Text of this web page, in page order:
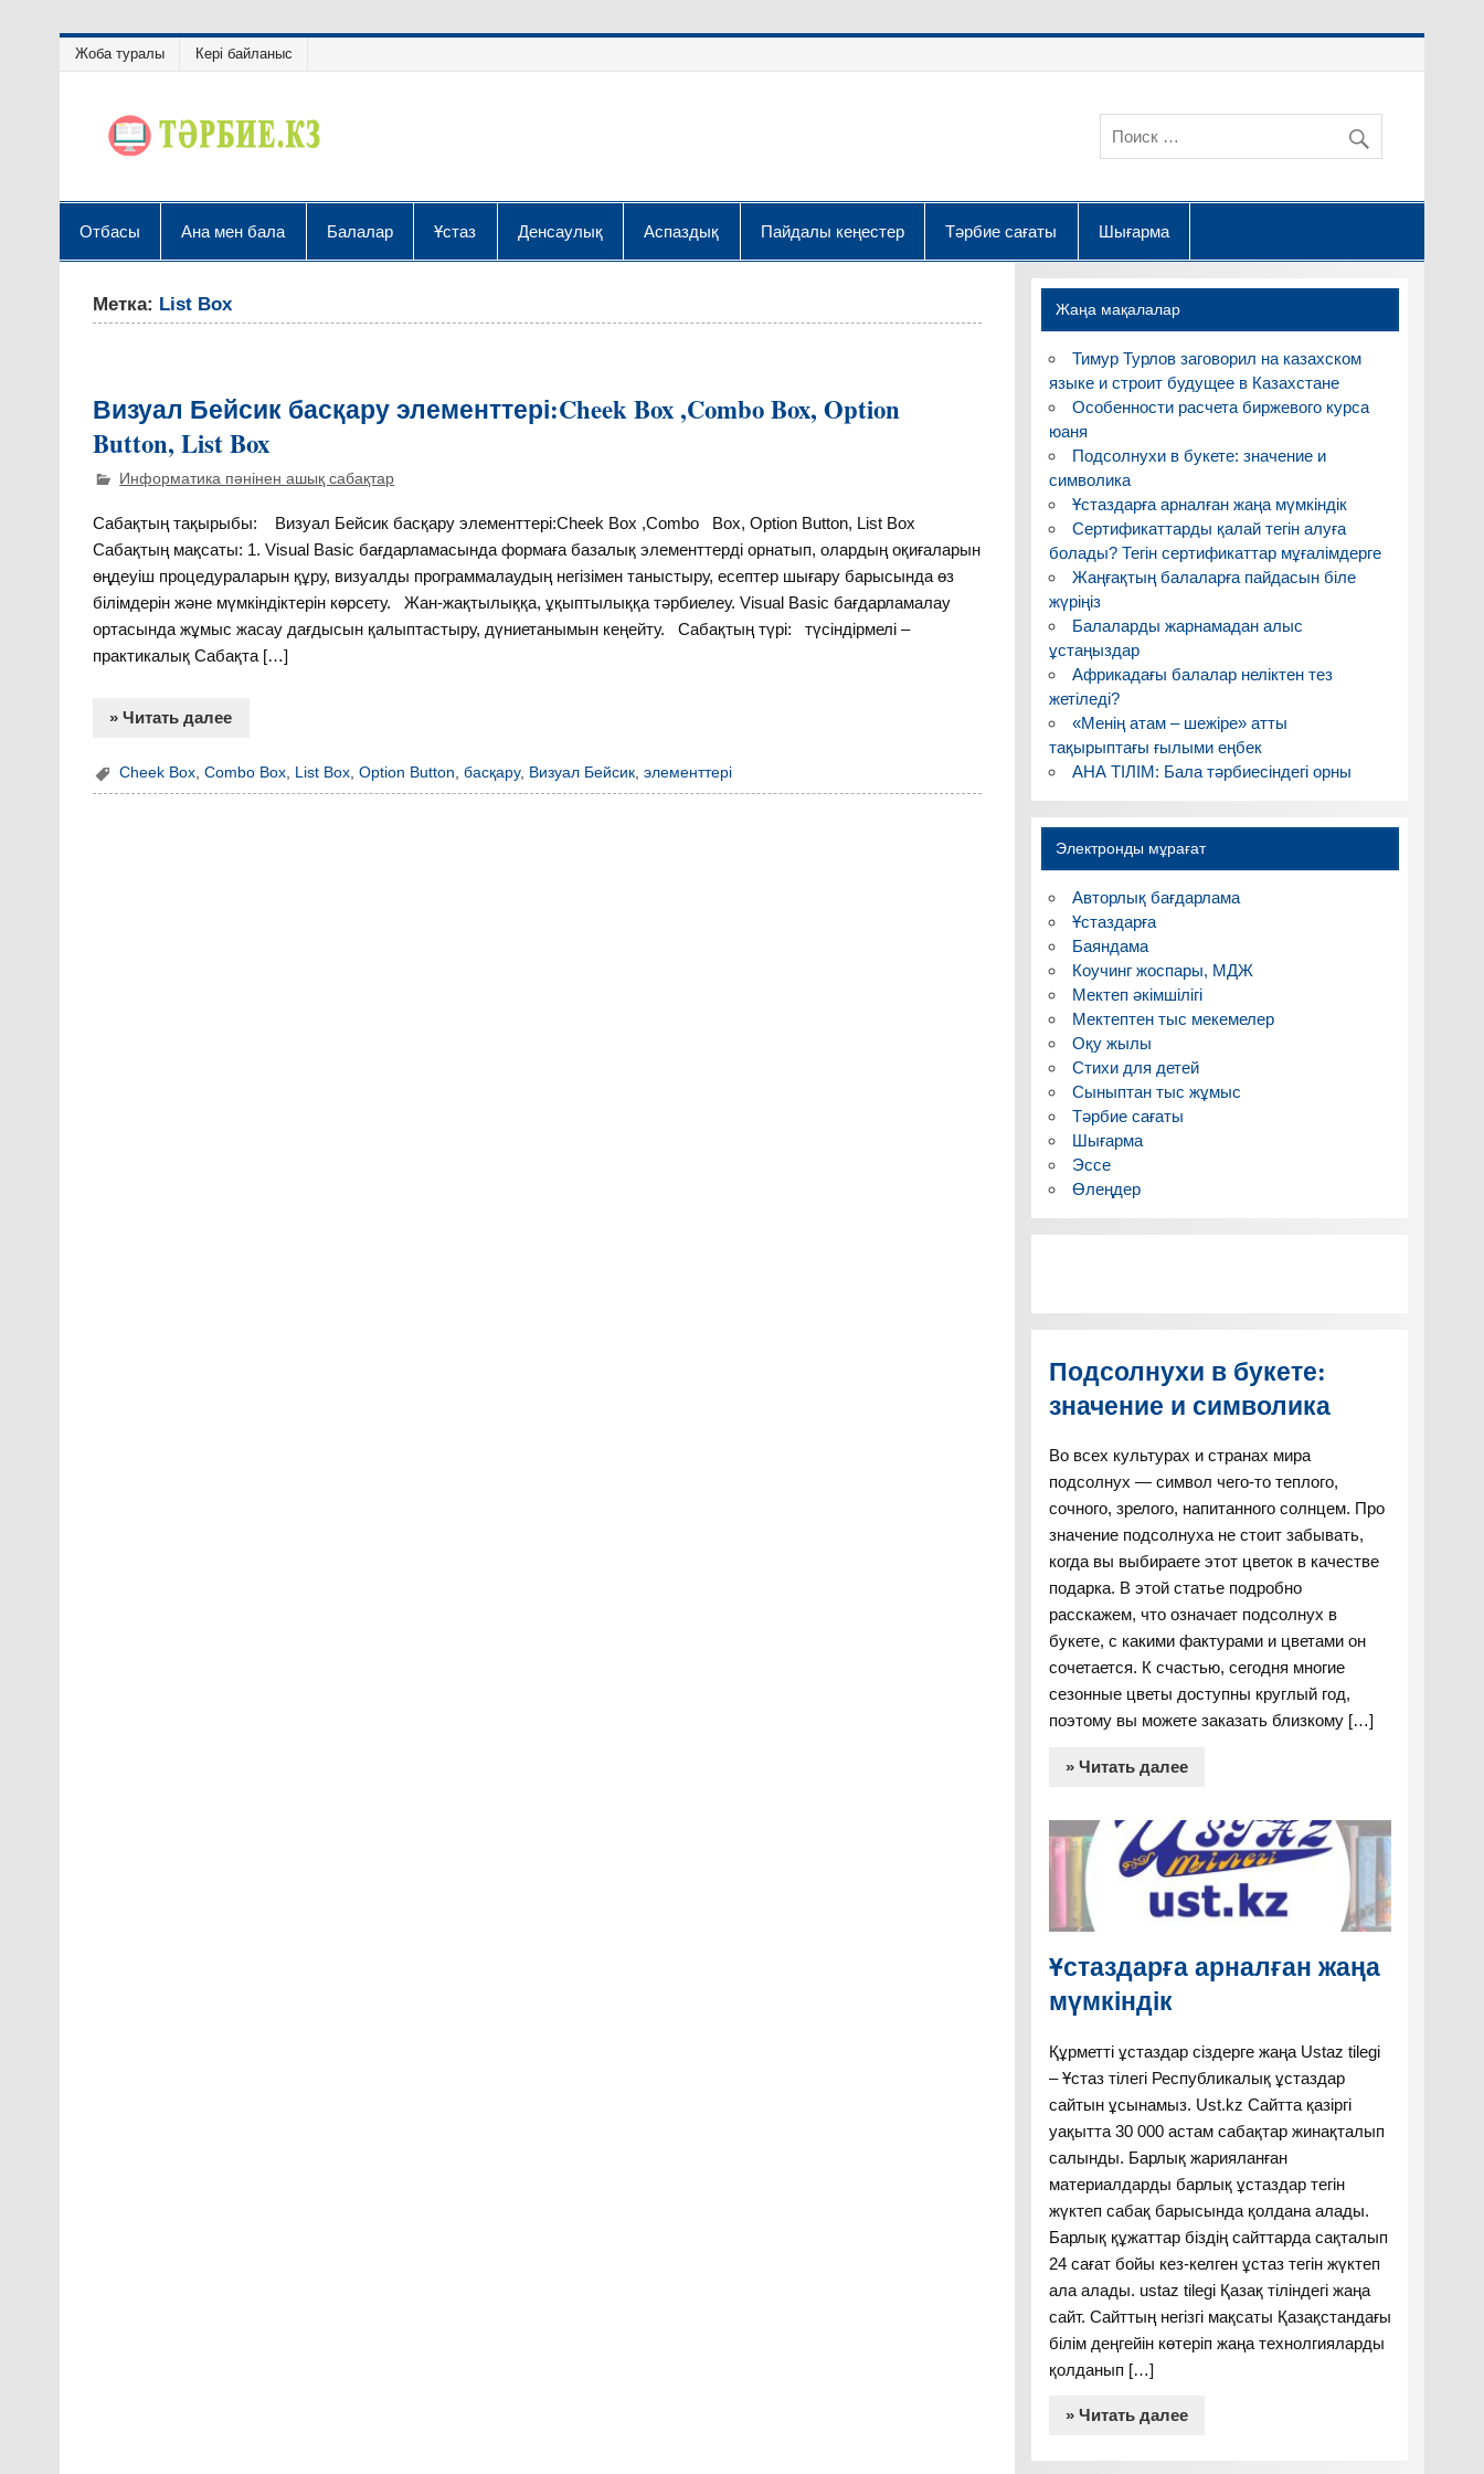
Жоба туралы Кері байланыс
Отбасы Ана мен бала Балалар Ұстаз Денсаулық Аспаздық Пайдалы кеңестер Тәрбие сағаты Шығарма
Метка: List Box
Визуал Бейсик басқару элементтері:Cheek Box ,Combo Box, Option
Button, List Box
Информатика пәнінен ашық сабақтар
Сабақтың тақырыбы: Визуал Бейсик басқару элементтері:Cheek Box ,Combo Box, Option Button, List Box
Сабақтың мақсаты: 1. Visual Basic бағдарламасында формаға базалық элементтерді орнатып, олардың оқиғаларын
өңдеуіш процедураларын құру, визуалды программалаудың негізімен таныстыру, есептер шығару барысында өз
білімдерін және мүмкіндіктерін көрсету. Жан-жақтылыққа, ұқыптылыққа тәрбиелеу. Visual Basic бағдарламалау
ортасында жұмыс жасау дағдысын қалыптастыру, дүниетанымын кеңейту. Сабақтың түрі: түсіндірмелі –
практикалық Сабақта […]
» Читать далее
Cheek Box ,Combo Box List Box ,Option Button ,басқару, Визуал Бейсик ,элементтері
Жаңа мақалалар
Тимур Турлов заговорил на казахском
языке и строит будущее в Казахстане
Особенности расчета биржевого курса
юаня
Подсолнухи в букете: значение и
символика
Ұстаздарға арналған жаңа мүмкіндік
Сертификаттарды қалай тегін алуға
болады? Тегін сертификаттар мұғалімдерге
Жаңғақтың балаларға пайдасын біле
жүріңіз
Балаларды жарнамадан алыс
ұстаңыздар
Африкадағы балалар неліктен тез
жетіледі?
«Менің атам – шежіре» атты
тақырыптағы ғылыми еңбек
АНА ТІЛІМ: Бала тәрбиесіндегі орны
Электронды мұрағат
Авторлық бағдарлама
Ұстаздарға
Баяндама
Коучинг жоспары, МДЖ
Мектеп әкімшілігі
Мектептен тыс мекемелер
Оқу жылы
Стихи для детей
Сыныптан тыс жұмыс
Тәрбие сағаты
Шығарма
Эссе
Өлеңдер
Подсолнухи в букете:
значение и символика
Во всех культурах и странах мира
подсолнух — символ чего-то теплого,
сочного, зрелого, напитанного солнцем. Про
значение подсолнуха не стоит забывать,
когда вы выбираете этот цветок в качестве
подарка. В этой статье подробно
расскажем, что означает подсолнух в
букете, с какими фактурами и цветами он
сочетается. К счастью, сегодня многие
сезонные цветы доступны круглый год,
поэтому вы можете заказать близкому […]
» Читать далее
Ұстаздарға арналған жаңа
мүмкіндік
Құрметті ұстаздар сіздерге жаңа Ustaz tilegi
– Ұстаз тілегі Республикалық ұстаздар
сайтын ұсынамыз. Ust.kz Сайтта қазіргі
уақытта 30 000 астам сабақтар жинақталып
салынды. Барлық жарияланған
материалдарды барлық ұстаздар тегін
жүктеп сабақ барысында қолдана алады.
Барлық құжаттар біздің сайттарда сақталып
24 сағат бойы кез-келген ұстаз тегін жүктеп
ала алады. ustaz tilegi Қазақ тіліндегі жаңа
сайт. Сайттың негізгі мақсаты Қазақстандағы
білім деңгейін көтеріп жаңа технолгияларды
қолданып […]
» Читать далее